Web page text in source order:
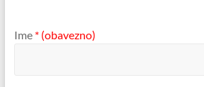
Ime * (obavezno)